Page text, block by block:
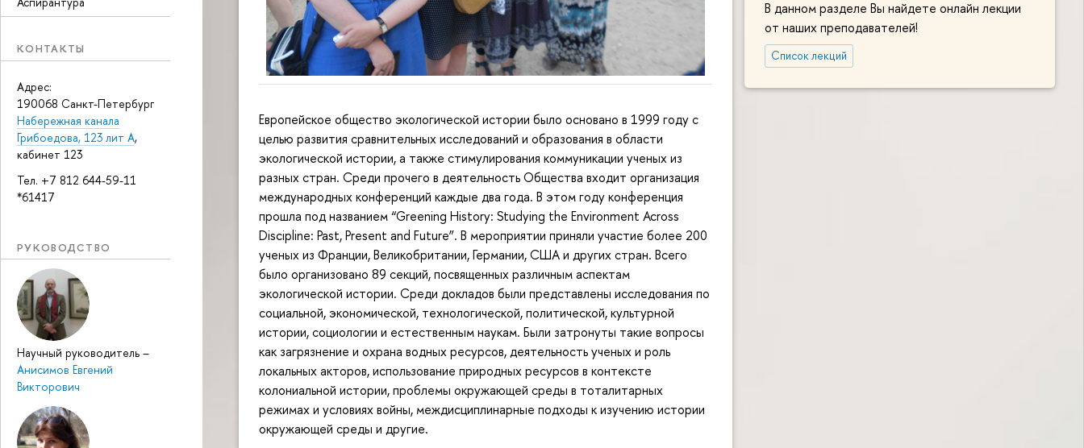
КОНТАКТЫ
Адрес:
190068 Санкт-Петербург
Набережная канала
Грибоедова, 123 лит А,
кабинет 123
Тел. +7 812 644-59-11
*61417
РУКОВОДСТВО
Научный руководитель –
Анисимов Евгений
Викторович
В данном разделе Вы найдете онлайн лекции
от наших преподавателей!
Список лекций
Европейское общество экологической истории было основано в 1999 году с
целью развития сравнительных исследований и образования в области
экологической истории, а также стимулирования коммуникации ученых из
разных стран. Среди прочего в деятельность Общества входит организация
международных конференций каждые два года. В этом году конференция
прошла под названием “Greening History: Studying the Environment Across
Discipline: Past, Present and Future”. В мероприятии приняли участие более 200
ученых из Франции, Великобритании, Германии, США и других стран. Всего
было организовано 89 секций, посвященных различным аспектам
экологической истории. Среди докладов были представлены исследования по
социальной, экономической, технологической, политической, культурной
истории, социологии и естественным наукам. Были затронуты такие вопросы
как загрязнение и охрана водных ресурсов, деятельность ученых и роль
локальных акторов, использование природных ресурсов в контексте
колониальной истории, проблемы окружающей среды в тоталитарных
режимах и условиях войны, междисциплинарные подходы к изучению истории
окружающей среды и другие.